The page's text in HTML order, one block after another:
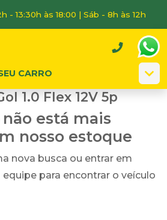
- 13:30h às 18:00 | Sáb - 8h às 12h
CARRO
1.0 Flex 12V 5p
está mais
nosso estoque
nova busca ou entrar em
para encontrar o veículo